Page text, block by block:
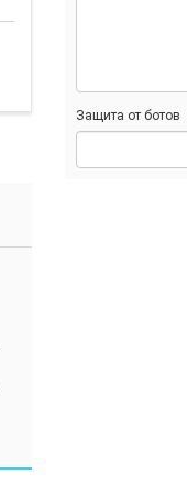
Защита от ботов